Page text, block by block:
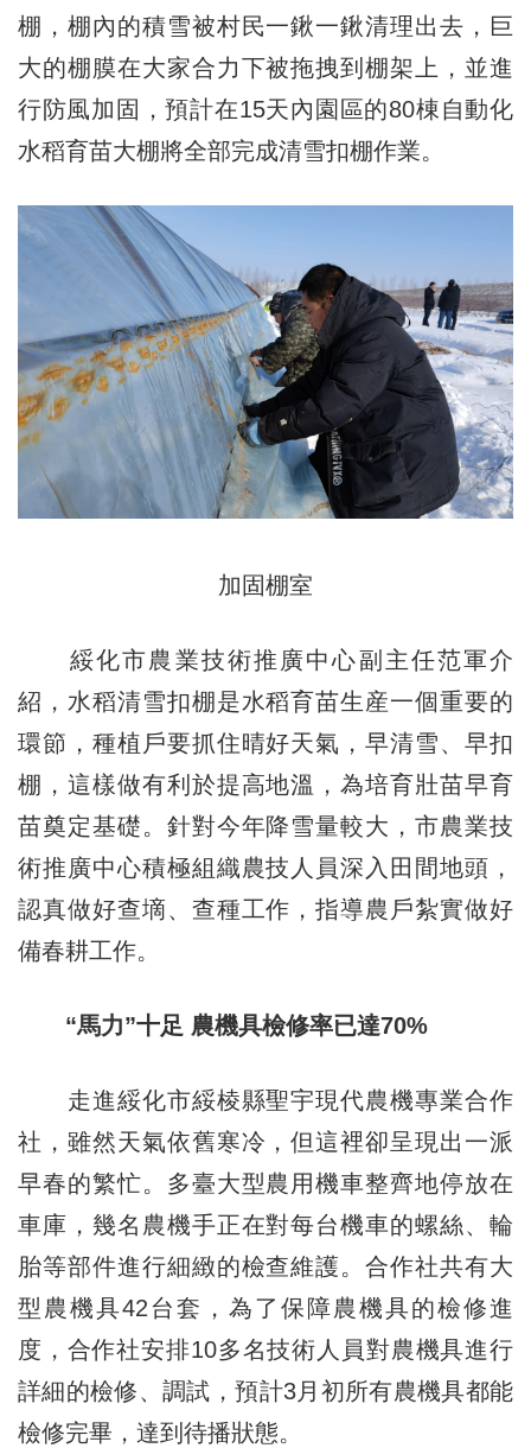
棚，棚內的積雪被村民一鍬一鍬清理出去，巨
大的棚膜在大家合力下被拖拽到棚架上，並進
行防風加固，預計在15天內園區的80棟自動化
水稻育苗大棚將全部完成清雪扣棚作業。
加固棚室
綏化市農業技術推廣中心副主任范軍介
紹，水稻清雪扣棚是水稻育苗生産一個重要的
環節，種植戶要抓住晴好天氣，早清雪、早扣
棚，這樣做有利於提高地溫，為培育壯苗早育
苗奠定基礎。針對今年降雪量較大，市農業技
術推廣中心積極組織農技人員深入田間地頭，
認真做好查墑、查種工作，指導農戶紮實做好
備春耕工作。
“馬力”十足 農機具檢修率已達70%
走進綏化市綏棱縣聖宇現代農機專業合作
社，雖然天氣依舊寒冷，但這裡卻呈現出一派
早春的繁忙。多臺大型農用機車整齊地停放在
車庫，幾名農機手正在對每台機車的螺絲、輪
胎等部件進行細緻的檢查維護。合作社共有大
型農機具42台套，為了保障農機具的檢修進
度，合作社安排10多名技術人員對農機具進行
詳細的檢修、調試，預計3月初所有農機具都能
檢修完畢，達到待播狀態。